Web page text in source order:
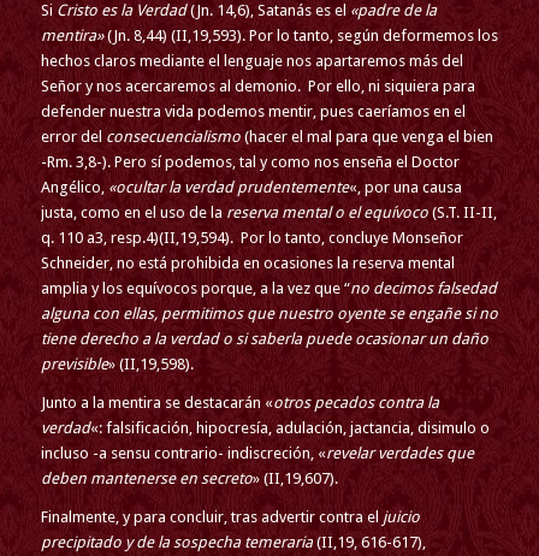
Si Cristo es la Verdad(Jn. 14,6), Satanás es el«padre de la
mentira»(Jn. 8,44) (II,19,593). Por lo tanto, según deformemos los
hechos claros mediante el lenguaje nos apartaremos más del
Señor y nos acercaremos al demonio. Por ello, ni siquiera para
defender nuestra vida podemos mentir, pues caeríamos en el
error del consecuencialismo(hacer el mal para que venga el bien
-Rm. 3,8-). Pero sí podemos, tal y como nos enseña el Doctor
Angélico, «ocultar la verdad prudentemente«, por una causa
justa, como en el uso de la reserva mental o el equívoco(S.T. II-II,
q. 110 a3, resp.4)(II,19,594). Por lo tanto, concluye Monseñor
Schneider, no está prohibida en ocasiones la reserva mental
amplia y los equívocos porque, a la vez que “no decimos falsedad
alguna con ellas, permitimos que nuestro oyente se engañe si no
tiene derecho a la verdad o si saberla puede ocasionar un daño
previsible» (II,19,598).
Junto a la mentira se destacarán «otros pecados contra la
verdad«: falsificación, hipocresía, adulación, jactancia, disimulo o
incluso -a sensu contrario- indiscreción, «revelar verdades que
deben mantenerse en secreto» (II,19,607).
Finalmente, y para concluir, tras advertir contra el juicio
precipitado y de la sospecha temeraria(II,19, 616-617),